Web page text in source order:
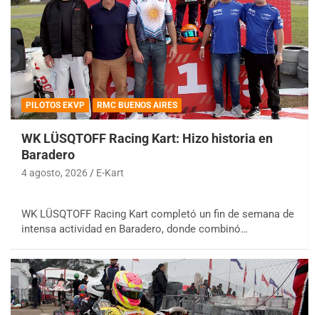
PILOTOS EKVP RMC BUENOS AIRES
WK LÜSQTOFF Racing Kart: Hizo historia en
Baradero
4 agosto, 2026 E-Kart
WK LÜSQTOFF Racing Kart completó un fin de semana de
intensa actividad en Baradero, donde combinó…